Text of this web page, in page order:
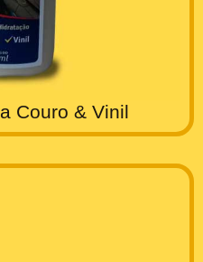
Couro & Vinil